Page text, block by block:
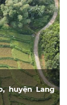
huyện Lang